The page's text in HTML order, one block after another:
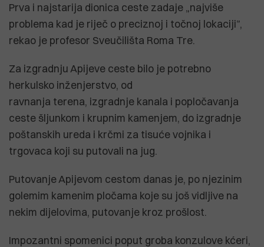
Prva i najstarija dionica ceste zadaje „najviše
problema kad je riječ o preciznoj i točnoj lokaciji”,
rekao je profesor Sveučilišta Roma Tre.
Za izgradnju Apijeve ceste bilo je potrebno
herkulsko inženjerstvo, od
ravnanja terena, izgradnje kanala i popločavanja
ceste šljunkom i krupnim kamenjem, do izgradnje
poštanskih ureda i krčmi za tisuće vojnika i
trgovaca koji su putovali na jug.
Putovanje Apijevom cestom danas je, po njezinim
golemim kamenim pločama koje su još vidljive na
nekim dijelovima, putovanje kroz prošlost.
Impozantni spomenici poput groba konzulove kćeri,